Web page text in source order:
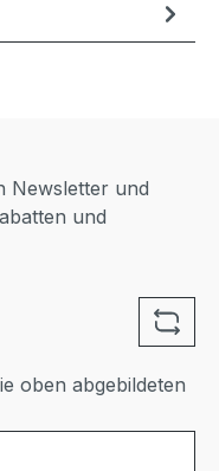
Newsletter und
und
oben abgebildeten